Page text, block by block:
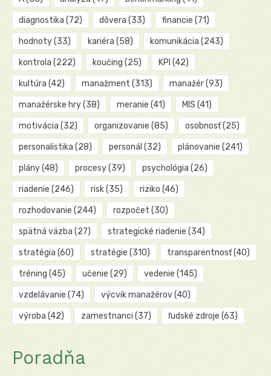
diagnostika (72) dôvera (33) financie (71)
hodnoty(33) kariéra (58) komunikácia (243)
kontrola (222) koučing (25) KPI (42)
kultúra (42) manažment (313) manažér(93)
manažérske hry(38) meranie (41) MIS (41)
motivácia (32) organizovanie (85) osobnosť(25)
personalistika (28) personál (32) plánovanie (241)
plány(48) procesy(39) psychológia (26)
riadenie (246) risk(35) riziko (46)
rozhodovanie (244) rozpočet (30)
spätná väzba (27) strategické riadenie (34)
stratégia (60) stratégie (310) transparentnosť(40)
tréning (45) učenie (29) vedenie (145)
vzdelávanie (74) výcvik manažérov(40)
výroba (42) zamestnanci (37) ľudské zdroje (63)
Poradňa